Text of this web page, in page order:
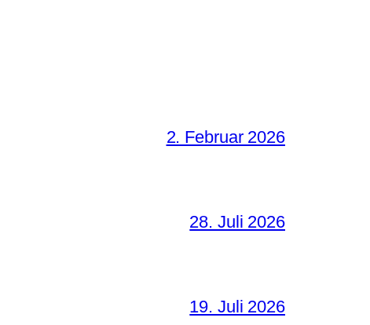
2. Februar 2026
28. Juli 2026
19. Juli 2026